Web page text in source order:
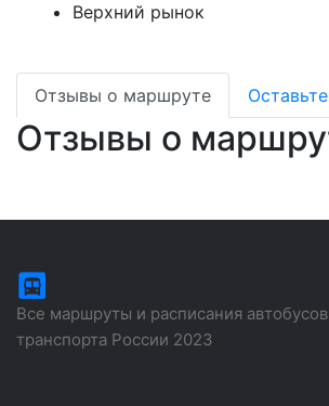
Верхний рынок
Отзывы о маршруте
Отзывы о
Все маршруты и расписания
транспорта России 2023